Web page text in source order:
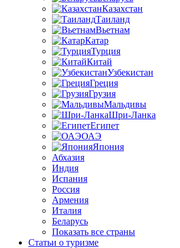
Казахстан
Таиланд
Вьетнам
Катар
Турция
Китай
Узбекистан
Греция
Грузия
Мальдивы
Шри-Ланка
Египет
ОАЭ
Япония
Абхазия
Индия
Испания
Россия
Армения
Италия
Беларусь
Показать все страны
Статьи о туризме